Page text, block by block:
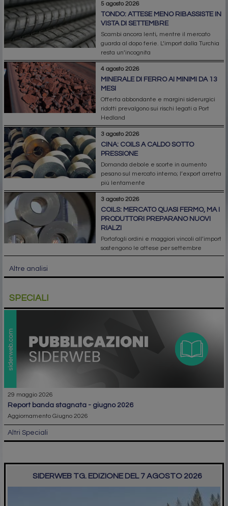
5 agosto 2026
TONDO: ATTESE MENO RIBASSISTE IN
VISTA DI SETTEMBRE
Scambi ancora lenti, mentre il mercato
guarda al dopo ferie. L’import dalla Turchia
resta un’incognita
4 agosto 2026
MINERALE DI FERRO AI MINIMI DA 13
MESI
Offerta abbondante e margini siderurgici
ridotti prevalgono sui rischi legati a Port
Hedland
3 agosto 2026
CINA: COILS A CALDO SOTTO
PRESSIONE
Domanda debole e scorte in aumento
pesano sul mercato interno; l’export arretra
più lentamente
3 agosto 2026
COILS: MERCATO QUASI FERMO, MA I
PRODUTTORI PREPARANO NUOVI
RIALZI
Portafogli ordini e maggiori vincoli all’import
sostengono le attese per settembre
Altre analisi
SPECIALI
29 maggio 2026
report banda stagnata - giugno 2026
Aggiornamento Giugno 2026
Altri Speciali
SIDERWEB TG. EDIZIONE DEL 7 AGOSTO 2026